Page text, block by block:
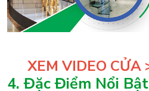
XEM VIDEO CỬA
4. Đặc Điểm Nổi